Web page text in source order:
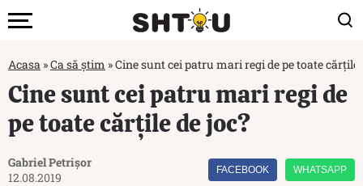
Acasa »Ca să știm »Cine sunt cei patru mari regi de pe toate cărțile
Cine sunt cei patru mari regi de
pe toate cărțile de joc?
Gabriel Petrișor
12.08.2019
FACEBOOK WHATSAPP